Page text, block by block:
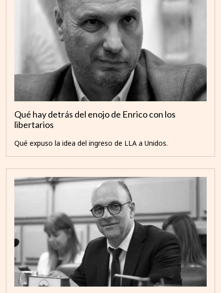
Qué hay detrás del enojo de Enrico con los
libertarios
Qué expuso la idea del ingreso de LLA a Unidos.